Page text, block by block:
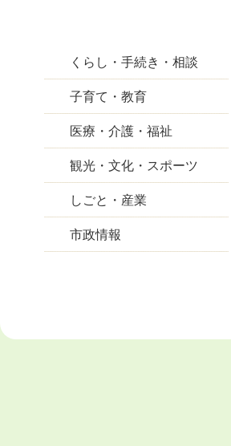
くらし・手続き・相談
子育て・教育
医療・介護・福祉
観光・文化・スポーツ
しごと・産業
市政情報